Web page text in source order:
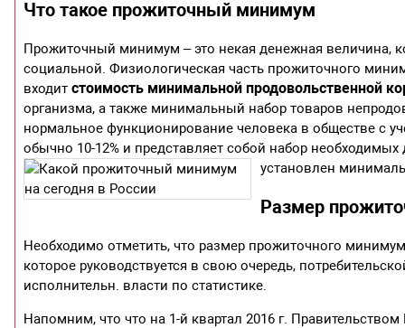
Что такое прожиточный минимум
Прожиточный минимум – это некая денежная величина,
социальной. Физиологическая часть прожиточного
входитстоимость минимальной продовольственной
организма, а также минимальный набор товаров
нормальное функционирование человека в обществе с
обычно 10-12% и представляет собой набор
установлен
Размер
Необходимо отметить, что размер прожиточного
которое руководствуется в свою очередь,
исполнительн. власти по статистике.
Напомним, что что на 1-й квартал 2016 г.